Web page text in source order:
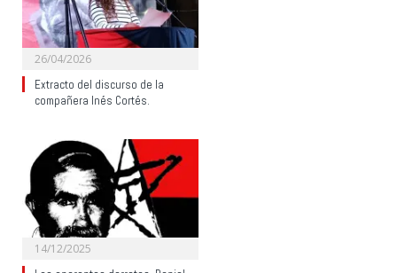
26/04/2026
Extracto del discurso de la
compañera Inés Cortés.
14/12/2025